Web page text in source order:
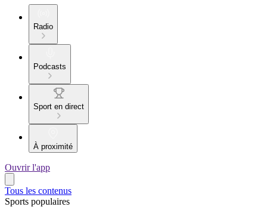
Radio
Podcasts
Sport en direct
À proximité
Ouvrir l'app
Tous les contenus
Sports populaires